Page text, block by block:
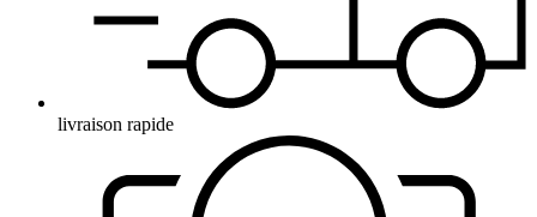
livraison rapide